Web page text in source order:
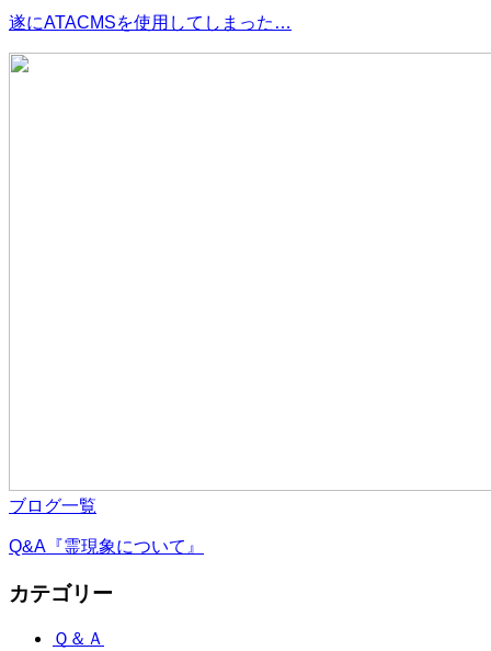
遂にATACMSを使用してしまった…
ブログ一覧
Q&A『霊現象について』
カテゴリー
Ｑ＆Ａ